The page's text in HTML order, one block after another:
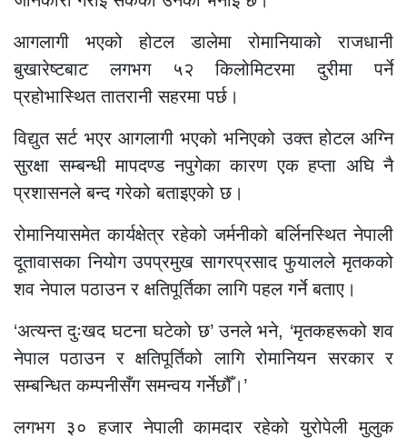
आगलागी भएको होटल डालेमा रोमानियाको राजधानी
बुखारेष्टबाट लगभग ५२ किलोमिटरमा दुरीमा पर्ने
प्रहोभास्थित तातरानी सहरमा पर्छ।
विद्युत सर्ट भएर आगलागी भएको भनिएको उक्त होटल अग्नि
सुरक्षा सम्बन्धी मापदण्ड नपुगेका कारण एक हप्ता अघि नै
प्रशासनले बन्द गरेको बताइएको छ।
रोमानियासमेत कार्यक्षेत्र रहेको जर्मनीको बर्लिनस्थित नेपाली
दूतावासका नियोग उपप्रमुख सागरप्रसाद फुयालले मृतकको
शव नेपाल पठाउन र क्षतिपूर्तिका लागि पहल गर्ने बताए।
‘अत्यन्त दुःखद घटना घटेको छ’ उनले भने, ‘मृतकहरूको शव
नेपाल पठाउन र क्षतिपूर्तिको लागि रोमानियन सरकार र
सम्बन्धित कम्पनीसँग समन्वय गर्नेछौँ।’
लगभग ३० हजार नेपाली कामदार रहेको युरोपेली मुलुक